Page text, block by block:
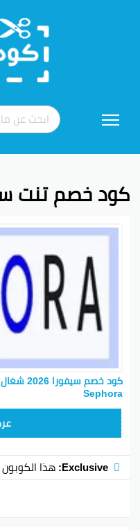
إلى
كود خصم تنت
كود
Sephora
Exclusive: هذا